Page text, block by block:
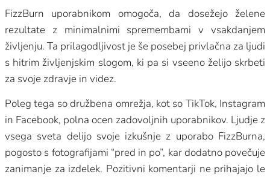
FizzBurn uporabnikom omogoča, da dosežejo želene
rezultate z minimalnimi spremembami v vsakdanjem
življenju. Ta prilagodljivost je še posebej privlačna za ljudi
s hitrim življenjskim slogom, ki pa si vseeno želijo skrbeti
za svoje zdravje in videz.
Poleg tega so družbena omrežja, kot so TikTok, Instagram
in Facebook, polna ocen zadovoljnih uporabnikov. Ljudje z
vsega sveta delijo svoje izkušnje z uporabo FizzBurna,
pogosto s fotografijami “pred in po”, kar dodatno povečuje
zanimanje za izdelek. Pozitivni komentarji ne prihajajo le